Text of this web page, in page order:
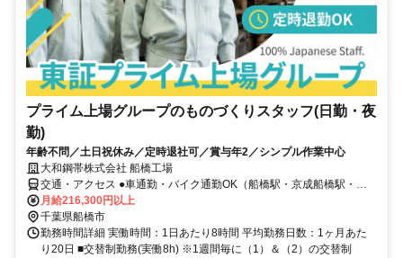
プライム上場グループのものづくりスタッフ(日勤・夜
勤)
年齢不問／土日祝休み／定時退社可／賞与年2／シンプル作業中心
大和鋼帯株式会社 船橋工場
交通・アクセス ●車通勤・バイク通勤OK（船橋駅・京成船橋駅・西
船橋駅・南船橋駅などから車10分以内） ●JR/京成/東武線「船橋駅」
よりバスで10分
月給216,300円以上
千葉県船橋市
勤務時間詳細 実働時間：1日あたり8時間 平均勤務日数：1ヶ月あた
り20日 ■交替制勤務(実働8h) ※1週間毎に（1）＆（2）の交替制